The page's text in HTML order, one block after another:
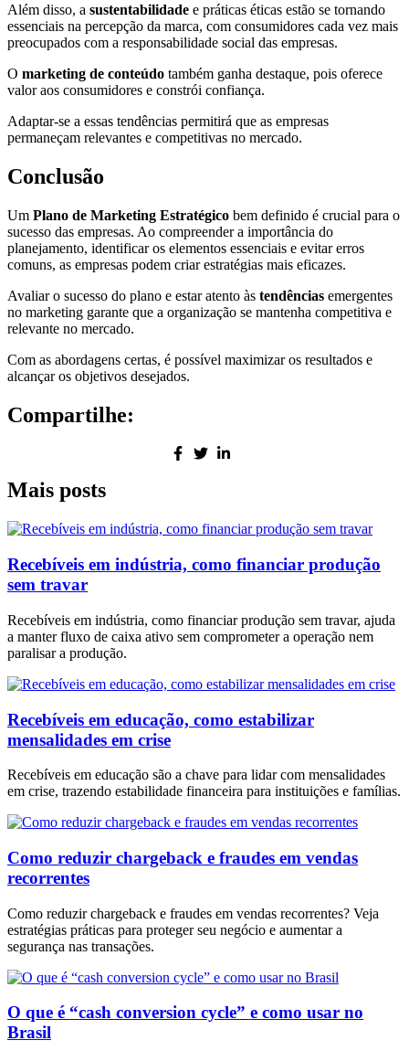
Além disso, a sustentabilidade e práticas éticas estão se tornando
essenciais na percepção da marca, com consumidores cada vez mais
preocupados com a responsabilidade social das empresas.
O marketing de conteúdo também ganha destaque, pois oferece
valor aos consumidores e constrói confiança.
Adaptar-se a essas tendências permitirá que as empresas
permaneçam relevantes e competitivas no mercado.
Conclusão
Um Plano de Marketing Estratégico bem definido é crucial para o
sucesso das empresas. Ao compreender a importância do
planejamento, identificar os elementos essenciais e evitar erros
comuns, as empresas podem criar estratégias mais eficazes.
Avaliar o sucesso do plano e estar atento às tendências emergentes
no marketing garante que a organização se mantenha competitiva e
relevante no mercado.
Com as abordagens certas, é possível maximizar os resultados e
alcançar os objetivos desejados.
Compartilhe:
Mais posts
Recebíveis em indústria, como financiar produção
sem travar
Recebíveis em indústria, como financiar produção sem travar, ajuda
a manter fluxo de caixa ativo sem comprometer a operação nem
paralisar a produção.
Recebíveis em educação, como estabilizar
mensalidades em crise
Recebíveis em educação são a chave para lidar com mensalidades
em crise, trazendo estabilidade financeira para instituições e famílias.
Como reduzir chargeback e fraudes em vendas
recorrentes
Como reduzir chargeback e fraudes em vendas recorrentes? Veja
estratégias práticas para proteger seu negócio e aumentar a
segurança nas transações.
O que é “cash conversion cycle” e como usar no
Brasil